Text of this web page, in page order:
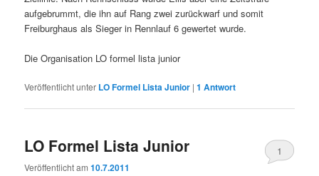
aufgebrummt, die ihn auf Rang zwei zurückwarf und somit
Freiburghaus als Sieger in Rennlauf 6 gewertet wurde.
Die Organisation LO formel lista junior
Veröffentlicht unter LO Formel Lista Junior |1 Antwort
LO Formel Lista Junior
Veröffentlicht am10.7.2011
1